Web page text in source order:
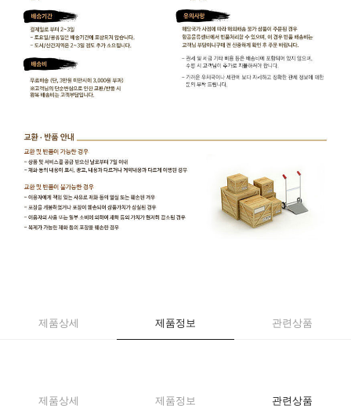
제품상세 제품정보 관련상품
제품상세 제품정보 관련상품